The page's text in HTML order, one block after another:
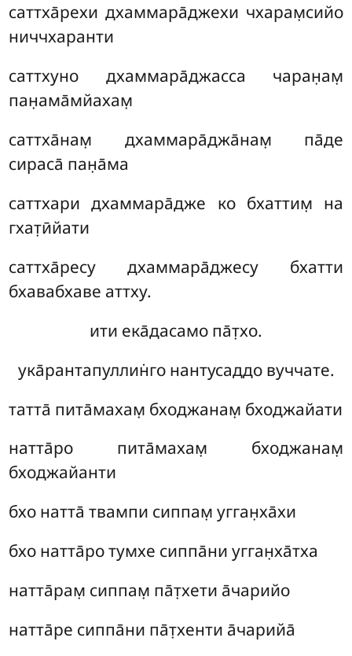
саттха̄рехи дхаммара̄джехи чхарам̣сийо
ниччхаранти
саттхуно дхаммара̄джасса чаран̣ам̣
пан̣ама̄мйахам̣
саттха̄нам̣ дхаммара̄джа̄нам̣ па̄де
сираса̄ пан̣а̄ма
саттхари дхаммара̄дже ко бхаттим̣ на
гхат̣ӣйати
саттха̄ресу дхаммара̄джесу бхатти
бхавабхаве аттху.
ити ека̄дасамо па̄т̣хо.
ука̄рантапуллин̇го нантусаддо вуччате.
татта̄ пита̄махам̣ бходжанам̣ бходжайати
натта̄ро пита̄махам̣ бходжанам̣
бходжайанти
бхо натта̄ твампи сиппам̣ угган̣ха̄хи
бхо натта̄ро тумхе сиппа̄ни угган̣ха̄тха
натта̄рам̣ сиппам̣ па̄т̣хети а̄чарийо
натта̄ре сиппа̄ни па̄т̣хенти а̄чарийа̄